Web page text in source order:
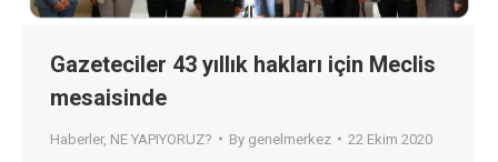
Gazeteciler 43 yıllık hakları için Meclis
mesaisinde
Haberler, NE YAPIYORUZ? By genelmerkez 22 Ekim 2020